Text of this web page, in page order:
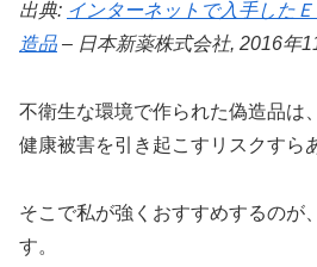
出典: インターネットで入手した
造品 – 日本新薬株式会社, 2016年
不衛生な環境で作られた偽造品は
健康被害を引き起こすリスクすら
そこで私が強くおすすめするのが、
す。